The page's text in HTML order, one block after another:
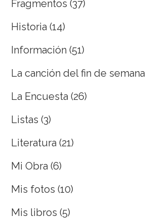
Fragmentos (37)
Historia (14)
Información (51)
La canción del fin de semana
La Encuesta (26)
Listas (3)
Literatura (21)
Mi Obra (6)
Mis fotos (10)
Mis libros (5)